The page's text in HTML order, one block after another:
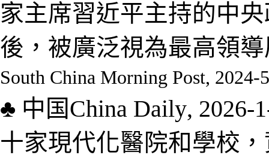
家主席習近平主持的中
後，被廣泛視為最高領
South China Morning Post, 2024-
♣ 中国China Daily, 2026-
十家現代化醫院和學校